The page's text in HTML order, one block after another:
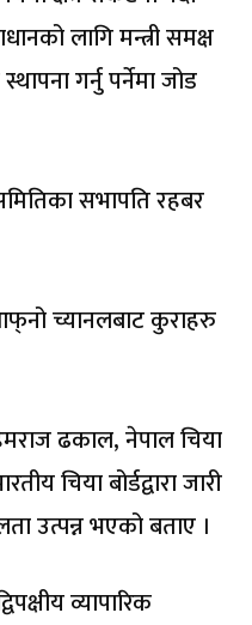
लागि मन्त्री समक्ष
गर्नु पर्नेमा जोड
सभापति रहबर
च्यानलबाट कुराहरु
ढकाल, नेपाल चिया
चिया बोर्डद्वारा जारी
उत्पन्न भएको बताए ।
व्यापारिक